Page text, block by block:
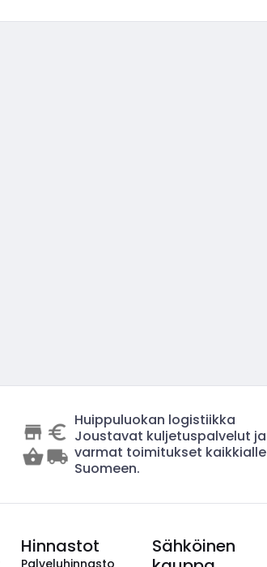
Huippuluokan logistiikka
Joustavat kuljetuspalvelut ja
varmat toimitukset kaikkialle
Suomeen.
Hinnastot
Palveluhinnasto
Sähköinen